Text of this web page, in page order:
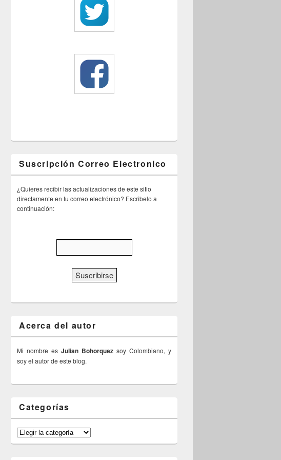
Suscripción Correo Electronico
¿Quieres recibir las actualizaciones de este sitio
directamente en tu correo electrónico? Escribelo a
continuación:
Acerca del autor
Mi nombre es Julian Bohorquez soy Colombiano, y
soy el autor de este blog.
Categorías
Categorías